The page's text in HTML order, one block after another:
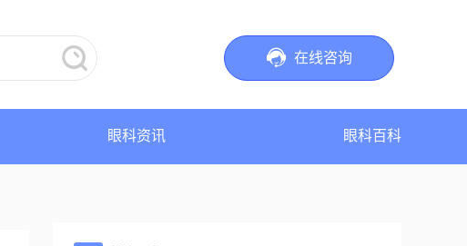
  在线咨询
眼科资讯 眼科百科